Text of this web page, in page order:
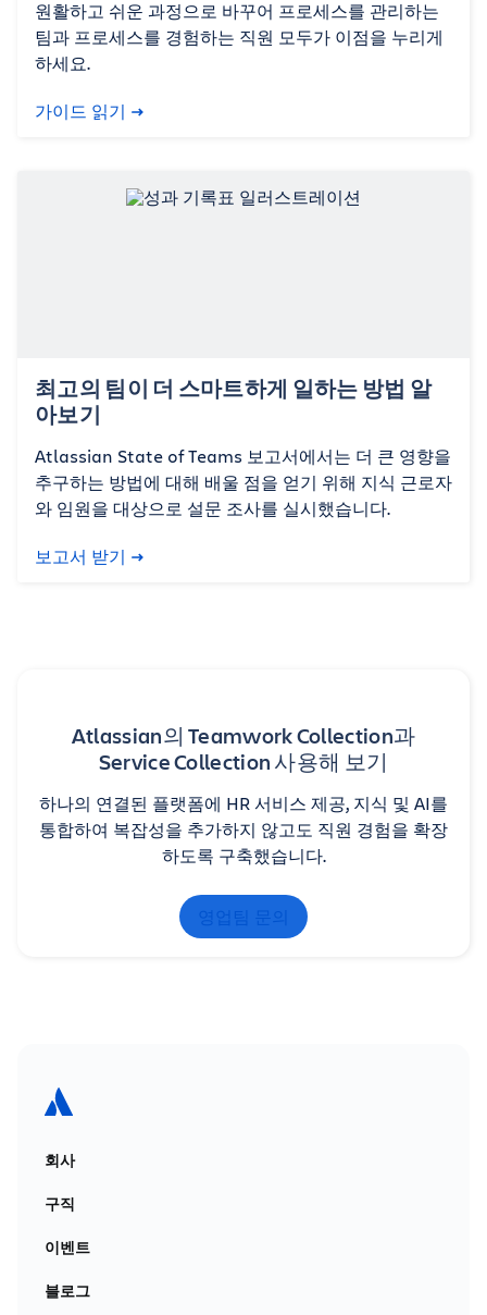
원활하고 쉬운 과정으로 바꾸어 프로세스를 관리하는
팀과 프로세스를 경험하는 직원 모두가 이점을 누리게
하세요.
가이드 읽기
최고의 팀이 더 스마트하게 일하는 방법 알
아보기
Atlassian State of Teams 보고서에서는 더 큰 영향을
추구하는 방법에 대해 배울 점을 얻기 위해 지식 근로자
와 임원을 대상으로 설문 조사를 실시했습니다.
보고서 받기
Atlassian의 Teamwork Collection과
Service Collection 사용해 보기
하나의 연결된 플랫폼에 HR 서비스 제공, 지식 및 AI를
통합하여 복잡성을 추가하지 않고도 직원 경험을 확장
하도록 구축했습니다.
영업팀 문의
회사
구직
이벤트
블로그